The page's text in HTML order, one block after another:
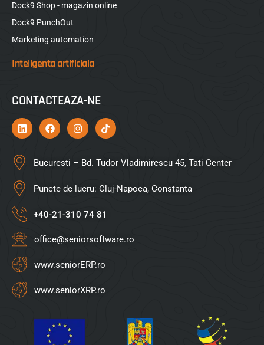
Dock9 Shop - magazin online
Dock9 PunchOut
Marketing automation
Inteligenta artificiala
CONTACTEAZA-NE
Bucuresti – Bd. Tudor Vladimirescu 45, Tati Center
Puncte de lucru: Cluj-Napoca, Constanta
+40-21-310 74 81
office@seniorsoftware.ro
www.seniorERP.ro
www.seniorXRP.ro